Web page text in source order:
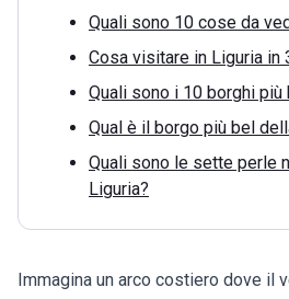
Quali sono 10 cose da
Cosa visitare in Liguria in
Quali sono i 10 borghi
Qual è il borgo più bel
Quali sono le sette perle
Liguria?
Immagina un arco costiero dove il